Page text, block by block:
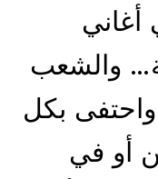
والشعب
بكل
أو في